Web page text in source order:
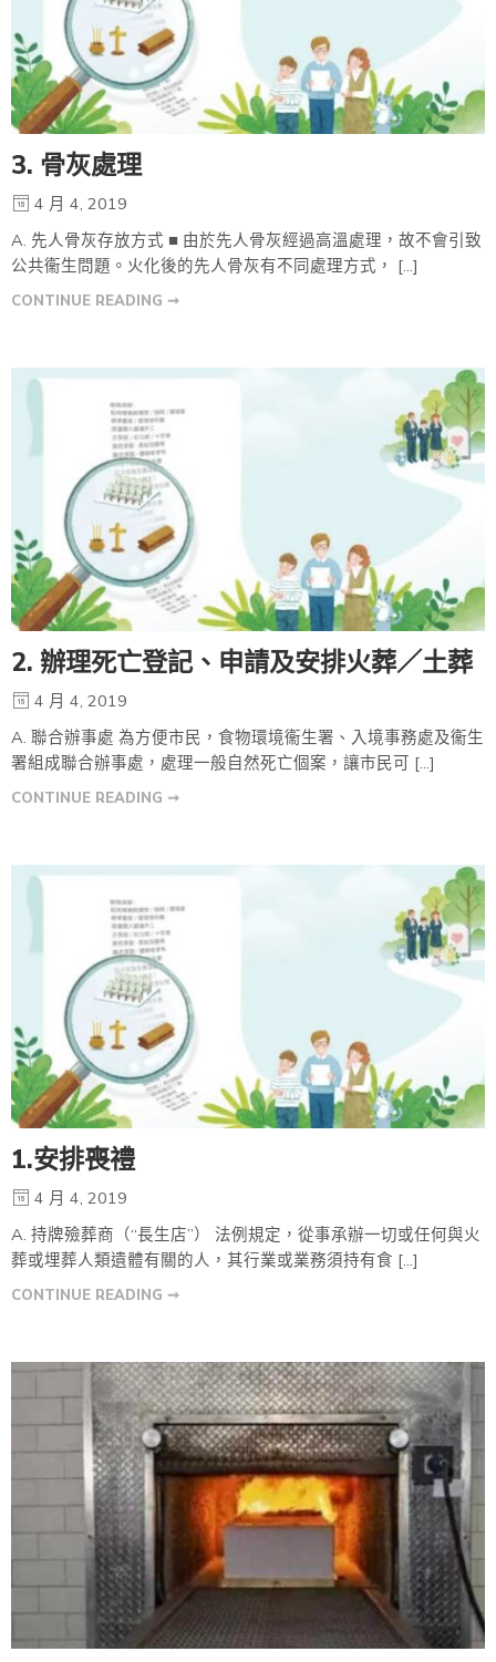
3. 骨灰處理
4 月 4, 2019
A. 先人骨灰存放方式 ■ 由於先人骨灰經過高溫處理，故不會引致
公共衞生問題。火化後的先人骨灰有不同處理方式， […]
CONTINUE READING ➞
2. 辦理死亡登記、申請及安排火葬／土葬
4 月 4, 2019
A. 聯合辦事處 為方便市民，食物環境衞生署、入境事務處及衞生
署組成聯合辦事處，處理一般自然死亡個案，讓市民可 […]
CONTINUE READING ➞
1.安排喪禮
4 月 4, 2019
A. 持牌殮葬商（“長生店”） 法例規定，從事承辦一切或任何與火
葬或埋葬人類遺體有關的人，其行業或業務須持有食 […]
CONTINUE READING ➞